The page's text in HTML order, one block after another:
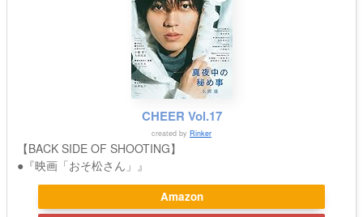
CHEER Vol.17
created by Rinker
【BACK SIDE OF SHOOTING】
●『映画「おそ松さん」』
Amazon